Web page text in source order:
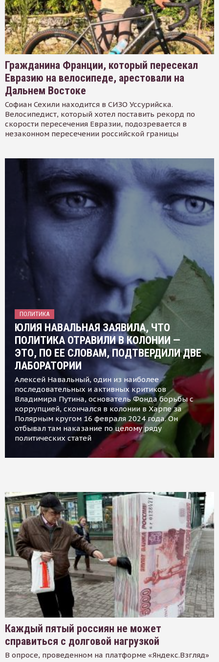
Гражданина Франции, который пересекал
Евразию на велосипеде, арестовали на
Дальнем Востоке
Софиан Сехили находится в СИЗО Уссурийска.
Велосипедист, который хотел поставить рекорд по
скорости пересечения Евразии, подозревается в
незаконном пересечении российской границы
ПОЛИТИКА
ЮЛИЯ НАВАЛЬНАЯ ЗАЯВИЛА, ЧТО
ПОЛИТИКА ОТРАВИЛИ В КОЛОНИИ —
ЭТО, ПО ЕЕ СЛОВАМ, ПОДТВЕРДИЛИ ДВЕ
ЛАБОРАТОРИИ
Алексей Навальный, один из наиболее
последовательных и активных критиков
Владимира Путина, основатель Фонда борьбы с
коррупцией, скончался в колонии в Харпе за
Полярным кругом 16 февраля 2024 года. Он
отбывал там наказание по целому ряду
политических статей
Каждый пятый россиян не может
справиться с долговой нагрузкой
В опросе, проведенном на платформе «Яндекс.Взгляд»